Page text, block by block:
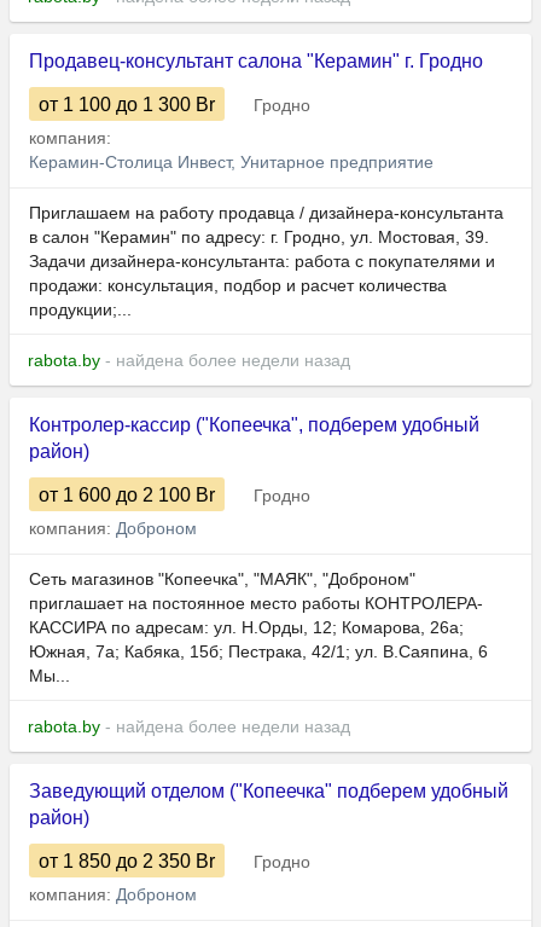
Продавец-консультант салона "Керамин" г. Гродно
от 1 100 до 1 300 Br
Гродно
компания:
Керамин-Столица Инвест, Унитарное предприятие
Приглашаем на работу продавца / дизайнера-консультанта
в салон "Керамин" по адресу: г. Гродно, ул. Мостовая, 39.
Задачи дизайнера-консультанта: работа с покупателями и
продажи: консультация, подбор и расчет количества
продукции;...
rabota.by - найдена более недели назад
Контролер-кассир ("Копеечка", подберем удобный
район)
от 1 600 до 2 100 Br
Гродно
компания: Доброном
Сеть магазинов "Копеечка", "МАЯК", "Доброном"
приглашает на постоянное место работы КОНТРОЛЕРА-
КАССИРА по адресам: ул. Н.Орды, 12; Комарова, 26а;
Южная, 7а; Кабяка, 15б; Пестрака, 42/1; ул. В.Саяпина, 6
Мы...
rabota.by - найдена более недели назад
Заведующий отделом ("Копеечка" подберем удобный
район)
от 1 850 до 2 350 Br
Гродно
компания: Доброном